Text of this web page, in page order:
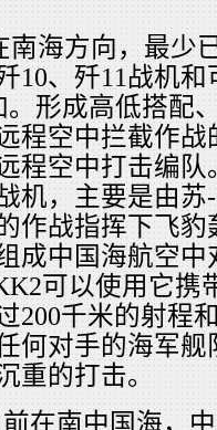
南海方向，最少
10、歼11战机
。形成高低搭配
程空中拦截作
程空中打击编
机，主要是由
作战指挥下飞
成中国海航空
可以使用它携
200千米的射程
何对手的海军
重的打击。
在南中国海，